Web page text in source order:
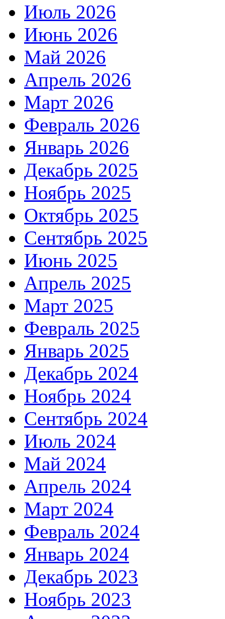
Июль 2026
Июнь 2026
Май 2026
Апрель 2026
Март 2026
Февраль 2026
Январь 2026
Декабрь 2025
Ноябрь 2025
Октябрь 2025
Сентябрь 2025
Июнь 2025
Апрель 2025
Март 2025
Февраль 2025
Январь 2025
Декабрь 2024
Ноябрь 2024
Сентябрь 2024
Июль 2024
Май 2024
Апрель 2024
Март 2024
Февраль 2024
Январь 2024
Декабрь 2023
Ноябрь 2023